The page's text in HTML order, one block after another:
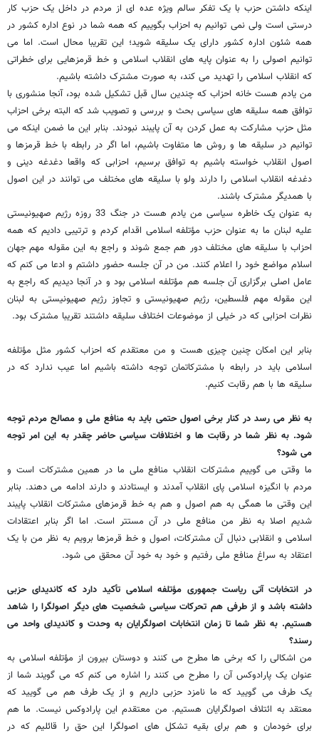
اینکه داشتن حزب با یک تفکر سالم ویژه عده ای از مردم در داخل یک حزب کار
درستی است ولی نمی توانیم به احزاب بگوییم که همه شما در نوع اداره کشور در
همه شئون اداره کشور دارای یک سلیقه شوید؛ این تقریبا محال است. اما می
توانیم اصولی را به عنوان پایه های انقلاب اسلامی و خط قرمزهایی برای خطراتی
که انقلاب اسلامی را تهدید می کند، به صورت مشترک داشته باشیم.
من یادم هست خانه احزاب که چندین سال قبل تشکیل شده بود، آنجا منشوری با
توافق همه سلیقه های سیاسی بحث و بررسی و تصویب شد که البته برخی احزاب
مثل حزب مشارکت به عمل کردن به آن پایبند نبودند. بنابر این ما ضمن اینکه می
توانیم در سلیقه ها و روش ها متفاوت باشیم، اما اگر در رابطه با خط قرمزها و
اصول انقلاب خواسته باشیم به توافق برسیم، احزابی که واقعا دغدغه دینی و
دغدغه انقلاب اسلامی را دارند ولو با سلیقه های مختلف می توانند در این اصول
با همدیگر مشترک باشند.
به عنوان یک خاطره سیاسی من یادم هست در جنگ 33 روزه رژیم صهیونیستی
علیه لبنان ما به عنوان حزب مؤتلفه اسلامی اقدام کردم و ترتیبی دادیم که همه
احزاب با سلیقه های مختلف دور هم جمع شوند و راجع به این مقوله مهم جهان
اسلام مواضع خود را اعلام کنند. من در آن جلسه حضور داشتم و ادعا می کنم که
عامل اصلی برگزاری آن جلسه هم مؤتلفه اسلامی بود و در آنجا دیدیم که راجع به
این مقوله مهم فلسطین، رژیم صهیونیستی و تجاوز رژیم صهیونیستی به لبنان
نظرات احزابی که در خیلی از موضوعات اختلاف سلیقه داشتند تقریبا مشترک بود.
بنابر این امکان چنین چیزی هست و من معتقدم که احزاب کشور مثل مؤتلفه
اسلامی باید در رابطه با مشترکاتمان توجه داشته باشیم اما عیب ندارد که در
سلیقه ها با هم رقابت کنیم.
به نظر می رسد در کنار برخی اصول حتمی باید به منافع ملی و مصالح مردم توجه
شود. به نظر شما در رقابت ها و اختلافات سیاسی حاضر چقدر به این امر توجه
می شود؟
ما وقتی می گوییم مشترکات انقلاب منافع ملی ما در همین مشترکات است و
مردم با انگیزه اسلامی پای انقلاب آمدند و ایستادند و دارند ادامه می دهند. بنابر
این وقتی ما همگی به هم اصول و هم به خط قرمزهای مشترکات انقلاب پایبند
شدیم اصلا به نظر من منافع ملی در آن مستتر است. اما اگر بنابر اعتقادات
اسلامی و انقلابی دنبال آن مشترکات، اصول و خط قرمزها برویم به نظر من با یک
اعتقاد به سراغ منافع ملی رفتیم و خود به خود آن محقق می شود.
در انتخابات آتی ریاست جمهوری مؤتلفه اسلامی تأکید دارد که کاندیدای حزبی
داشته باشد و از طرفی هم تحرکات سیاسی شخصیت های دیگر اصولگرا را شاهد
هستیم. به نظر شما تا زمان انتخابات اصولگرایان به وحدت و کاندیدای واحد می
رسند؟
من اشکالی را که برخی ها مطرح می کنند و دوستان بیرون از مؤتلفه اسلامی به
عنوان یک پارادوکس آن را مطرح می کنند را اشاره می کنم که می گویند شما از
یک طرف می گویید که ما نامزد حزبی داریم و از یک طرف هم می گویید که
معتقد به ائتلاف اصولگرایان هستیم. من معتقدم این پارادوکس نیست. ما هم
برای خودمان و هم برای بقیه تشکل های اصولگرا این حق را قائلیم که در